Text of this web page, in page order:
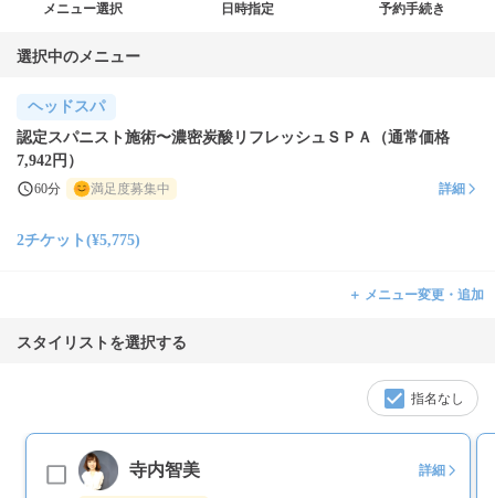
メニュー選択 日時指定 予約手続き
選択中のメニュー
ヘッドスパ
認定スパニスト施術〜濃密炭酸リフレッシュＳＰＡ（通常価格
7,942円）
60分 満足度募集中 詳細
2チケット(¥5,775)
＋ メニュー変更・追加
スタイリストを選択する
指名なし
寺内智美 詳細